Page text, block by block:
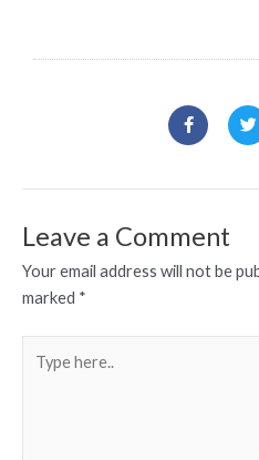
F
a
c
o
-
T
w
i
e
Leave a Comment
Your email address will not be
marked *
here..